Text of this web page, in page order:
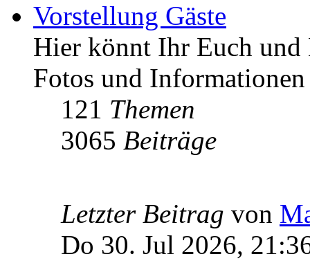
Vorstellung Gäste
Hier könnt Ihr Euch und
Fotos und Informationen
121 Themen
3065 Beiträge
Letzter Beitrag von
Do 30. Jul 2026,